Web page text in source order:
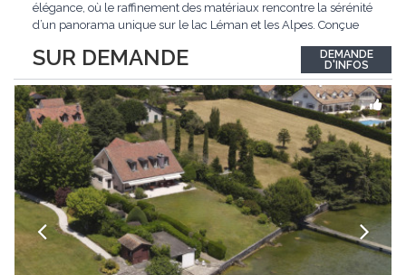
SUR DEMANDE
élégance, où le raffinement des matériaux rencontre la sérénité
d’un panorama unique sur le lac Léman et les Alpes. Conçue
distingue par ses espaces généreux et son atmosphère
résolument harmonieuse. Caractéristiques...
DEMANDE
D'INFOS